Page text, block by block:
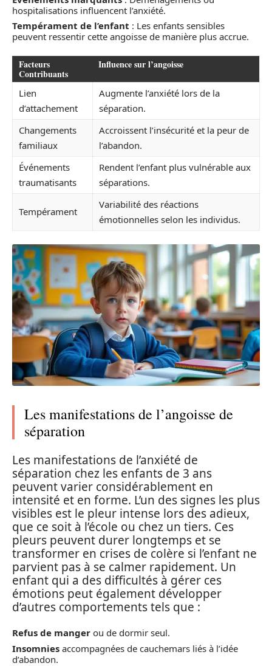
hospitalisations influencent l’anxiété.
Tempérament de l’enfant : Les enfants sensibles
peuvent ressentir cette angoisse de manière plus accrue.
Facteurs
Contribuants
Influence sur l’angoisse
Lien
d’attachement
Augmente l’anxiété lors de la
séparation.
Changements
familiaux
Accroissent l’insécurité et la peur de
l’abandon.
Événements
traumatisants
Rendent l’enfant plus vulnérable aux
séparations.
Tempérament
Variabilité des réactions
émotionnelles selon les individus.
Les manifestations de l’angoisse de
séparation
Les manifestations de l’anxiété de
séparation chez les enfants de 3 ans
peuvent varier considérablement en
intensité et en forme. L’un des signes les plus
visibles est le pleur intense lors des adieux,
que ce soit à l’école ou chez un tiers. Ces
pleurs peuvent durer longtemps et se
transformer en crises de colère si l’enfant ne
parvient pas à se calmer rapidement. Un
enfant qui a des difficultés à gérer ces
émotions peut également développer
d’autres comportements tels que :
Refus de manger ou de dormir seul.
Insomnies accompagnées de cauchemars liés à l’idée
d’abandon.